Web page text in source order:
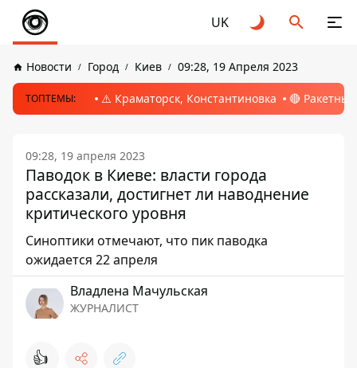
UK
Новости Город Киев 09:28, 19 Апреля 2023
ТОПТЕМЫ: ⚠️ Краматорск, Константиновка 🔴
09:28, 19 апреля 2023
Паводок в Киеве: власти города
рассказали, достигнет ли наводнение
критического уровня
Синоптики отмечают, что пик паводка
ожидается 22 апреля
Владлена Мачульская
ЖУРНАЛИСТ
👍